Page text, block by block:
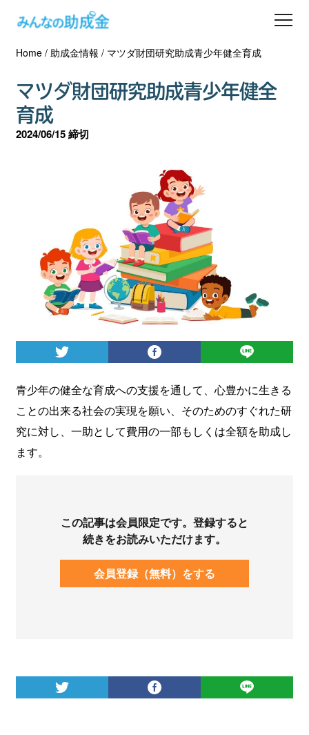
助成金を探す
士業の方へ
助成金コラム
会員登録
ログイン
Home/ 助成金情報 / マツダ財団研究助成青少年健全育成
マツダ財団研究助成青少年健全
育成
2024/06/15 締切
青少年の健全な育成への支援を通して、心豊かに生きる
ことの出来る社会の実現を願い、そのためのすぐれた研
究に対し、一助として費用の一部もしくは全額を助成し
ます。
この記事は会員限定です。登録すると
続きをお読みいただけます。
会員登録（無料）をする